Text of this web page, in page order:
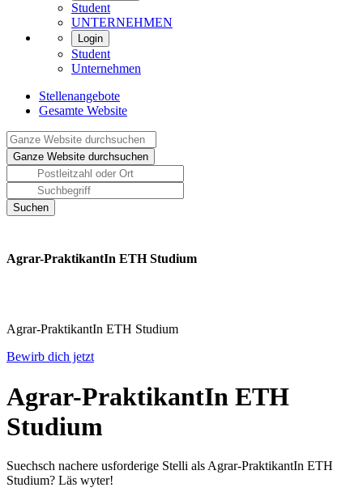
Student
UNTERNEHMEN
Login
Student
Unternehmen
Stellenangebote
Gesamte Website
Agrar-PraktikantIn ETH Studium
Agrar-PraktikantIn ETH Studium
Bewirb dich jetzt
Agrar-PraktikantIn ETH
Studium
Suechsch nachere usforderige Stelli als Agrar-PraktikantIn ETH
Studium? Läs wyter!